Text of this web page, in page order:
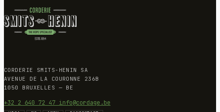
CORDERIE SMITS-HENIN SA
AVENUE DE LA COURONNE 236B
1050 BRUXELLES — BE
+32 2 640 72 47 info@cordage.be